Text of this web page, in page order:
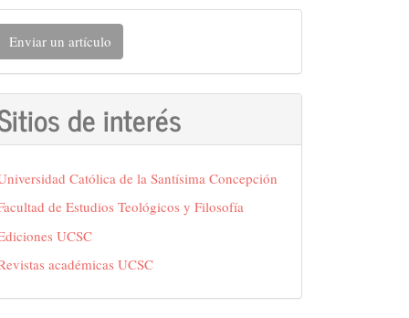
Enviar un artículo
de interés
Católica de la Santísima Concepción
de Estudios Teológicos y Filosofía
UCSC
académicas UCSC